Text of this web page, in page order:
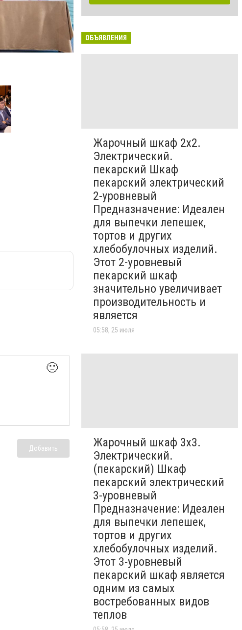
🙂
Добавить
ОБЪЯВЛЕНИЯ
Жарочный шкаф 2х2.
Электрический.
пекарский Шкаф
пекарский электрический
2-уровневый
Предназначение: Идеален
для выпечки лепешек,
тортов и других
хлебобулочных изделий.
Этот 2-уровневый
пекарский шкаф
значительно увеличивает
производительность и
является
05:58, 25 июля
Жарочный шкаф 3х3.
Электрический.
(пекарский) Шкаф
пекарский электрический
3-уровневый
Предназначение: Идеален
для выпечки лепешек,
тортов и других
хлебобулочных изделий.
Этот 3-уровневый
пекарский шкаф является
одним из самых
востребованных видов
теплов